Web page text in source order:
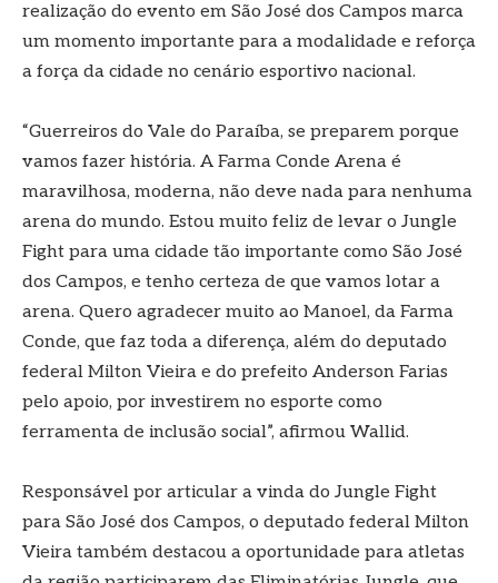
realização do evento em São José dos Campos marca
um momento importante para a modalidade e reforça
a força da cidade no cenário esportivo nacional.
“Guerreiros do Vale do Paraíba, se preparem porque
vamos fazer história. A Farma Conde Arena é
maravilhosa, moderna, não deve nada para nenhuma
arena do mundo. Estou muito feliz de levar o Jungle
Fight para uma cidade tão importante como São José
dos Campos, e tenho certeza de que vamos lotar a
arena. Quero agradecer muito ao Manoel, da Farma
Conde, que faz toda a diferença, além do deputado
federal Milton Vieira e do prefeito Anderson Farias
pelo apoio, por investirem no esporte como
ferramenta de inclusão social”, afirmou Wallid.
Responsável por articular a vinda do Jungle Fight
para São José dos Campos, o deputado federal Milton
Vieira também destacou a oportunidade para atletas